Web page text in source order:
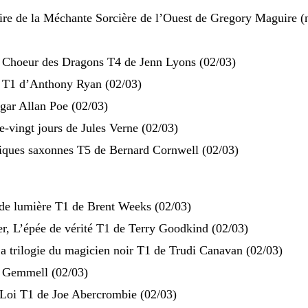
de la Méchante Sorcière de l’Ouest de Gregory Maguire
des Dragons T4 de Jenn Lyons (02/03)
d’Anthony Ryan (02/03)
Allan Poe (02/03)
vingt jours de Jules Verne (02/03)
saxonnes T5 de Bernard Cornwell (02/03)
lumière T1 de Brent Weeks (02/03)
L’épée de vérité T1 de Terry Goodkind (02/03)
trilogie du magicien noir T1 de Trudi Canavan (02/03)
(02/03)
T1 de Joe Abercrombie (02/03)